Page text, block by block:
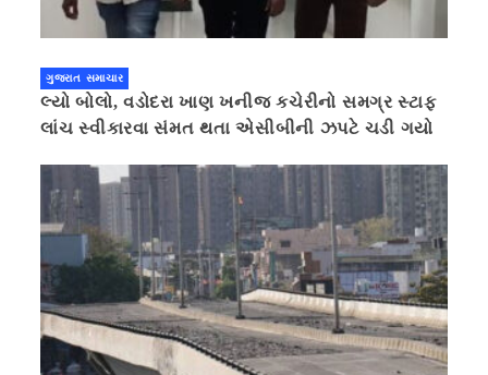
ગુજરાત સમાચાર
લ્યો બોલો, વડોદરા ખાણ ખનીજ કચેરીનો સમગ્ર સ્ટાફ
લાંચ સ્વીકારવા સંમત થતા એસીબીની ઝપટે ચડી ગયો